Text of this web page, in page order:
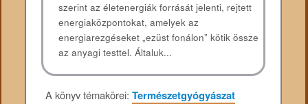
szerint az életenergiák forrását jelenti, rejtett
energiaközpontokat, amelyek az
energiarezgéseket „ezüst fonálon” kötik össze
az anyagi testtel. Általuk...
A könyv témakörei:Természetgyógyászat